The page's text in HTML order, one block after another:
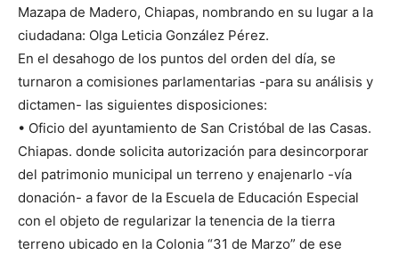
Mazapa de Madero, Chiapas, nombrando en su lugar a la
ciudadana: Olga Leticia González Pérez.
En el desahogo de los puntos del orden del día, se
turnaron a comisiones parlamentarias -para su análisis y
dictamen- las siguientes disposiciones:
• Oficio del ayuntamiento de San Cristóbal de las Casas.
Chiapas. donde solicita autorización para desincorporar
del patrimonio municipal un terreno y enajenarlo -vía
donación- a favor de la Escuela de Educación Especial
con el objeto de regularizar la tenencia de la tierra
terreno ubicado en la Colonia “31 de Marzo” de ese